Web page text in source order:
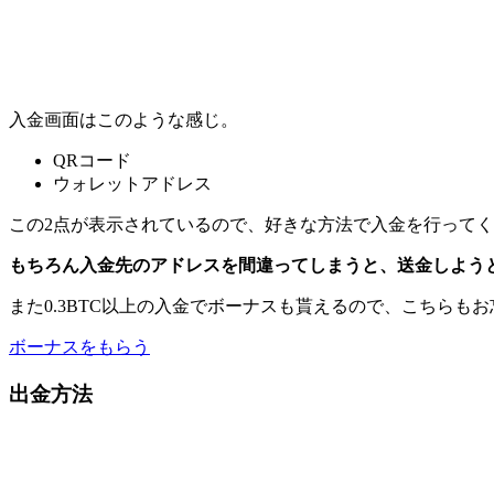
入金画面はこのような感じ。
QRコード
ウォレットアドレス
この2点が表示されているので、好きな方法で入金を行って
もちろん入金先のアドレスを間違ってしまうと、送金しよ
また0.3BTC以上の入金でボーナスも貰えるので、こちらも
ボーナスをもらう
出金方法